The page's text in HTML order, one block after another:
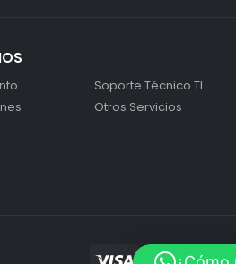
Soporte Técnico TI
Otros Servicios